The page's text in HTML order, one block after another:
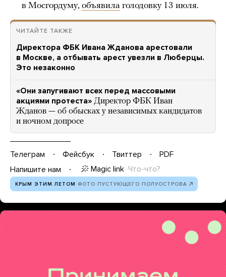
в Мосгордуму, объявила голодовку 13 июля.
ЧИТАЙТЕ ТАКЖЕ
Директора ФБК Ивана Жданова арестовали
в Москве, а отбывать арест увезли в Люберцы.
Это незаконно
«Они запугивают всех перед массовыми
акциями протеста» Директор ФБК Иван
Жданов — об обысках у независимых кандидатов
и ночном допросе
Телеграм Фейсбук Твиттер
PDF
Напишите нам
Magic link Что-что?
КРЫМ ЭТИМ ЛЕТОМ ФОТО ПУСТУЮЩЕГО ПОЛУОСТРОВА